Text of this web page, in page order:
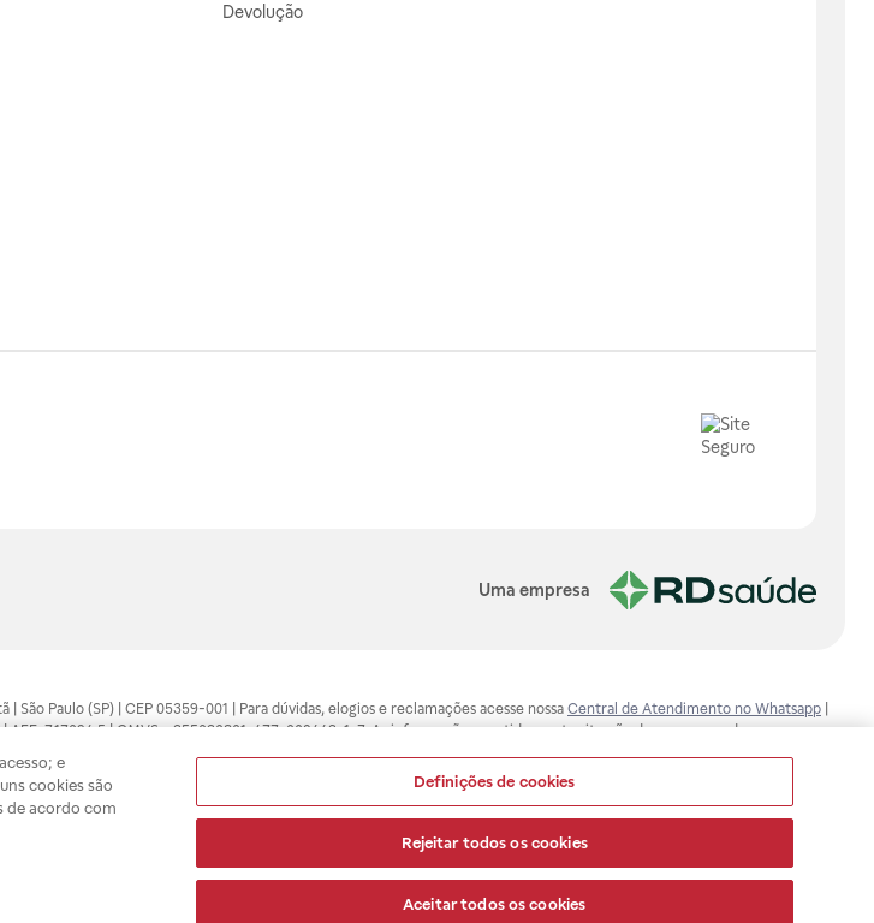
Devolução
Uma empresa
| São Paulo (SP) | CEP 05359-001 | Para dúvidas, elogios e reclamações acesse nossa Central de Atendimento no Whatsapp
7.17094.5 | CMVS - 355030801-477-002443-1-7. As informações contidas neste site não devem ser usadas para
Somente o médico está apto a diagnosticar qualquer problema de saúde e prescrever o tratamento adequado. Ao
apenas para compras feitas pela internet. Maiores esclarecimentos, consultar o site: www.anvisa.gov.br. A Raia Drogasil
com tranquilidade. A privacidade e a segurança dos clientes são compromissos da Raia Drogasil SA. Todos os pedidos
e
cookies são
de acordo com
Definições de cookies
Rejeitar todos os cookies
Aceitar todos os cookies